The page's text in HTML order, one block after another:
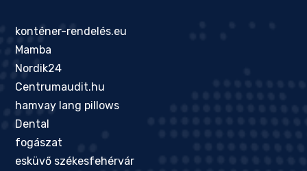
konténer-rendelés.eu
Mamba
Nordik24
Centrumaudit.hu
hamvay lang pillows
Dental
fogászat
esküvő székesfehérvár